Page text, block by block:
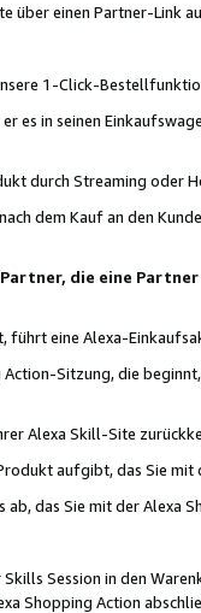
einen Partner-Link
1-Click-
es in seinen
durch Streaming oder
dem Kauf an den
die eine
eine Alexa-
Sitzung, die
Alexa Skill-Site
aufgibt, das Sie mit
ab, das Sie mit der Alexa
Session in den
Shopping Action